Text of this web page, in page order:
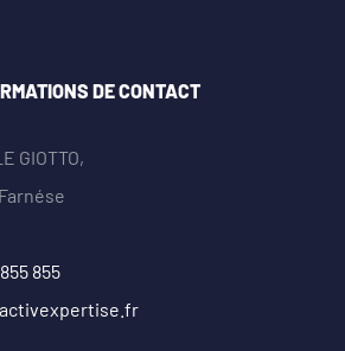
DE CONTACT
GIOTTO,
855